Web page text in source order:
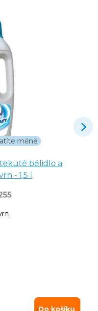
méně
bělidlo a
- 1,5 l
Do košíku